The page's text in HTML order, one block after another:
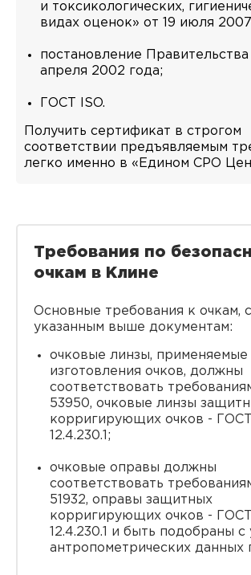
и токсикологических,
видах оценок» от 19 июля
постановление
апреля 2002 года;
ГОСТ ISO.
Получить сертификат в строгом
соответствии предъявляемым
легко именно в «Едином СРО
Требования по
очкам в Клине
Основные требования к очкам,
указанным выше документам:
очковые линзы, применяемые
изготовления очков, должны
соответствовать
53950, очковые линзы
корригирующих очков -
12.4.230.1;
очковые оправы должны
соответствовать
51932, оправы защитных
корригирующих очков -
12.4.230.1 и быть подобраны с
антропометрических данных